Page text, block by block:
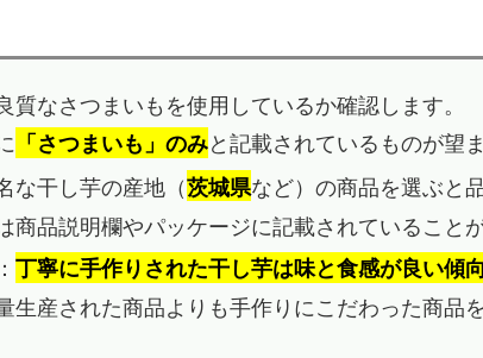
質なさつまいもを使用しているか確認します。
「さつまいも」のみと記載されているものが望
な干し芋の産地（茨城県など）の商品を選ぶと
商品説明欄やパッケージに記載されていることが
丁寧に手作りされた干し芋は味と食感が良い傾向
生産された商品よりも手作りにこだわった商品